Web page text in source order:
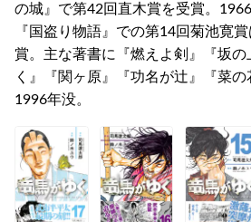
の城』で第42回直木賞を受賞。
『国盗り物語』での第14回菊池寛
賞。主な著書に『燃えよ剣』『坂
く』『関ヶ原』『功名が辻』『菜の
1996年没。